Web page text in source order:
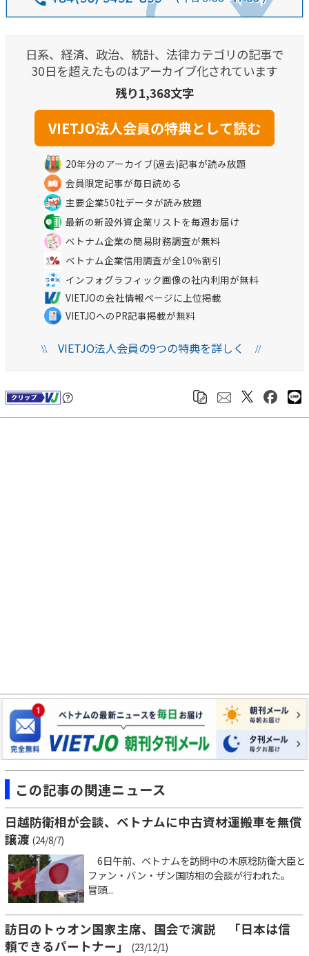
日系、経済、政治、統計、法律カテゴリの記事で
30日を超えたものはアーカイブ化されています
残り1,368文字
20年分のアーカイブ(過去)記事が読み放題
会員限定記事が毎日読める
主要企業50社データが読み放題
最新の新設外資企業リストを毎週お届け
ベトナム企業の簡易財務調査が無料
ベトナム企業信用調査が全10％割引
インフォグラフィック画像の社内利用が無料
VIETJOの会社情報ページに上位掲載
VIETJOへのPR記事掲載が無料
\\VIETJO法人会員の9つの特典を詳しく //
この記事の関連ニュース
日越防衛相が会談、ベトナムに中古資材運搬車を無償
譲渡 (24/8/7)
6日午前、ベトナムを訪問中の木原稔防衛大臣と
ファン・バン・ザン国防相の会談が行われた。
冒頭...
訪日のトゥオン国家主席、国会で演説 「日本は信
頼できるパートナー」
(23/12/1)